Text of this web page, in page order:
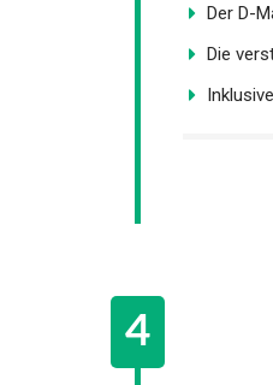
Der D-
Die